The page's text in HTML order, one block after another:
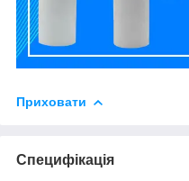
Приховати
Специфікація